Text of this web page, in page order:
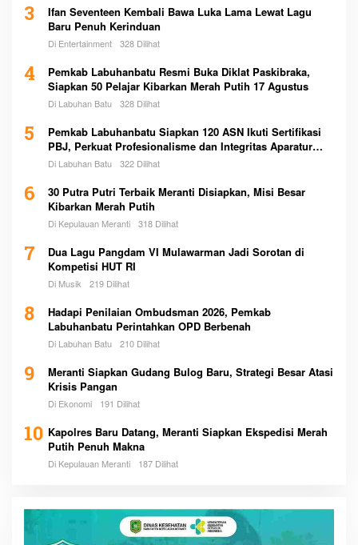
3
Ifan Seventeen Kembali Bawa Luka Lama Lewat Lagu
Baru Penuh Kerinduan
Di Entertainment 328 Dilihat
4
Pemkab Labuhanbatu Resmi Buka Diklat Paskibraka,
Siapkan 50 Pelajar Kibarkan Merah Putih 17 Agustus
Di Labuhan Batu 328 Dilihat
5
Pemkab Labuhanbatu Siapkan 120 ASN Ikuti Sertifikasi
PBJ, Perkuat Profesionalisme dan Integritas Aparatur
Pemerintah
Di Labuhan Batu 322 Dilihat
6
30 Putra Putri Terbaik Meranti Disiapkan, Misi Besar
Kibarkan Merah Putih
Di Kepulauan Meranti 318 Dilihat
7
Dua Lagu Pangdam VI Mulawarman Jadi Sorotan di
Kompetisi HUT RI
Di Musik 219 Dilihat
8
Hadapi Penilaian Ombudsman 2026, Pemkab
Labuhanbatu Perintahkan OPD Berbenah
Di Labuhan Batu 210 Dilihat
9
Meranti Siapkan Gudang Bulog Baru, Strategi Besar Atasi
Krisis Pangan
Di Ekonomi 191 Dilihat
10 Kapolres Baru Datang, Meranti Siapkan Ekspedisi Merah
Putih Penuh Makna
Di Kepulauan Meranti 187 Dilihat